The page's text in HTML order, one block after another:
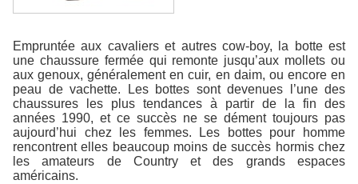
Empruntée aux cavaliers et autres cow-boy, la botte est
une chaussure fermée qui remonte jusqu’aux mollets ou
aux genoux, généralement en cuir, en daim, ou encore en
peau de vachette. Les bottes sont devenues l’une des
chaussures les plus tendances à partir de la fin des
années 1990, et ce succès ne se dément toujours pas
aujourd’hui chez les femmes. Les bottes pour homme
rencontrent elles beaucoup moins de succès hormis chez
les amateurs de Country et des grands espaces
américains.